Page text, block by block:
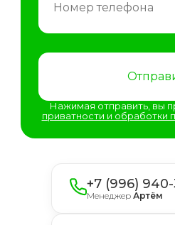
Нажимая отправить, вы
приватности и обработки
+7 (996)
Менеджер Артём